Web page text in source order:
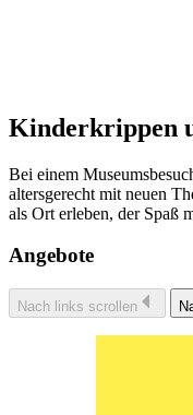
Kinderkrippen
Bei einem
altersgerecht mit neuen
als Ort erleben, der Spaß
Angebote
Nach links scrollen